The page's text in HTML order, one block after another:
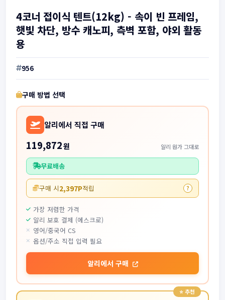
4코너 접이식 텐트(12kg) - 속이 빈 프레임,
햇빛 차단, 방수 캐노피, 측벽 포함, 야외 활동
용
956
구매 방법 선택
알리에서 직접 구매
119,872원 알리 원가 그대로
무료배송
구매 시2,397P적립 ?
가장 저렴한 가격
알리 보호 결제 (에스크로)
영어/중국어 CS
옵션/주소 직접 입력 필요
알리에서 구매